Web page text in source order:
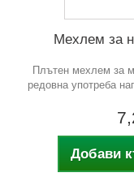
Мехлем за
Плътен мехлем за
редовна употреба
Добави